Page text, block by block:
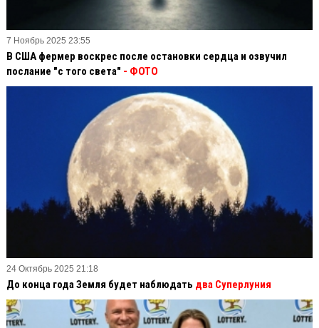
7 Ноябрь 2025 23:55
В США фермер воскрес после остановки сердца и озвучил
послание "с того света" - ФОТО
24 Октябрь 2025 21:18
До конца года Земля будет наблюдать два Суперлуния